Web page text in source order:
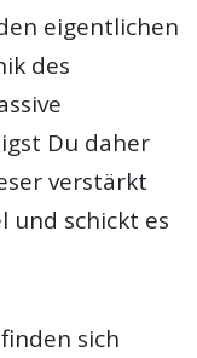
eigentlichen
des
Du daher
verstärkt
und schickt es
sich